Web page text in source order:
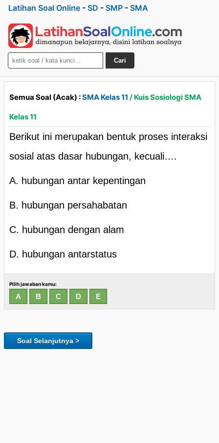
Latihan Soal Online - SD - SMP - SMA
Cari
Semua Soal (Acak) :SMA Kelas 11 / Kuis Sosiologi SMA
Kelas 11
Berikut ini merupakan bentuk proses interaksi
sosial atas dasar hubungan, kecuali….
A. hubungan antar kepentingan
B. hubungan persahabatan
C. hubungan dengan alam
D. hubungan antarstatus
Pilih jawaban kamu:
Soal Selanjutnya >